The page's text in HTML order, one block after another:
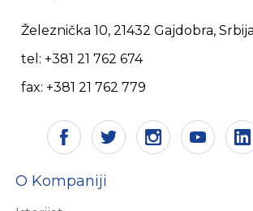
Železnička 10, 21432 Gajdobra, Srbija
tel: +381 21 762 674
fax: +381 21 762 779
O Kompaniji